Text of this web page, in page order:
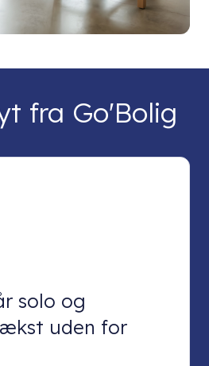
fra Go'Bolig
solo og
uden for